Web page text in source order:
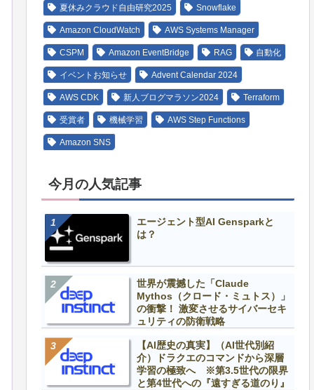
夏休みクラウド自由研究2025 Snowflake
Amazon CloudWatch AWS Systems Manager
CSPM Amazon EventBridge RAG 自動化
イベントお知らせ Advent Calendar 2024
AWS CDK 新人ブログマラソン2024 Terraform
受賞者 機械学習 AWS Step Functions
Amazon SNS
今月の人気記事
エージェント型AI Gensparkと
は？
世界が震撼した「Claude
Mythos（クロード・ミュトス）」
の衝撃！ 激変させるサイバーセキ
ュリティの防衛戦略
【AI歴史の真実】（AI世代別紹
介）ドラクエのコマンドから深層
学習の極致へ ※第3.5世代の限界
と第4世代への『遠すぎる道のり』